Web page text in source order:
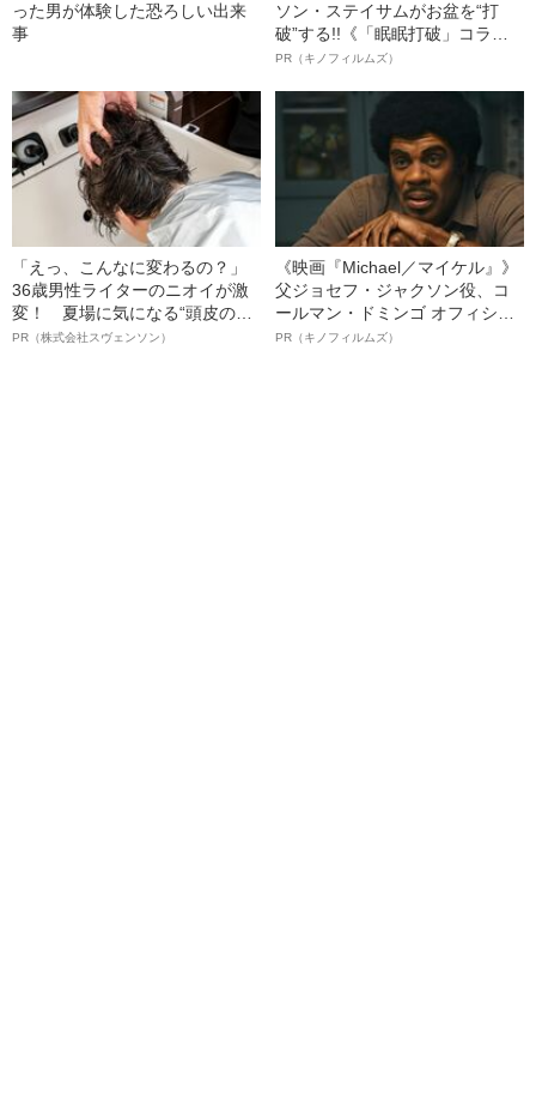
った男が体験した恐ろしい出来
事
ソン・ステイサムがお盆を“打
破”する!!《「眠眠打破」コラ
ボ》
PR（キノフィルムズ）
「えっ、こんなに変わるの？」
36歳男性ライターのニオイが激
変！ 夏場に気になる“頭皮のニ
オイ”や“ベタつき”を解消す
PR（株式会社スヴェンソン）
《映画『Michael／マイケル』》
父ジョセフ・ジャクソン役、コ
ールマン・ドミンゴ オフィシャ
ルインタビュー“観客を魅了した
PR（キノフィルムズ）